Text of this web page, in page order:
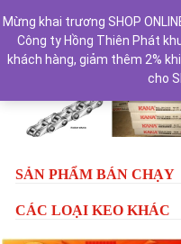
Previous
SẢN PHẨM BÁN CHẠY
CÁC LOẠI KEO KHÁC
Mừng khai trương SHOP
Công ty Hồng Thiên Phát
khách hàng, giảm thêm 2%
cho